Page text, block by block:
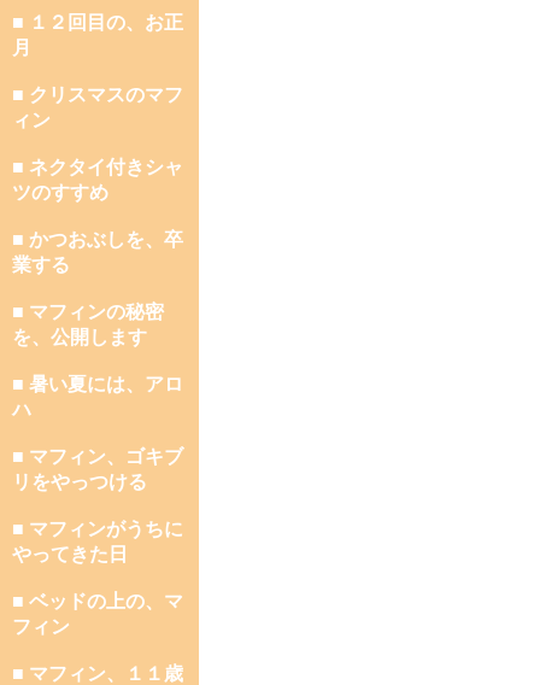
■ １２回目の、お正
月
■ クリスマスのマフ
ィン
■ ネクタイ付きシャ
ツのすすめ
■ かつおぶしを、卒
業する
■ マフィンの秘密
を、公開します
■ 暑い夏には、アロ
ハ
■ マフィン、ゴキブ
リをやっつける
■ マフィンがうちに
やってきた日
■ ベッドの上の、マ
フィン
■ マフィン、１１歳